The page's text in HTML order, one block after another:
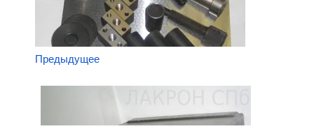
Предыдущее